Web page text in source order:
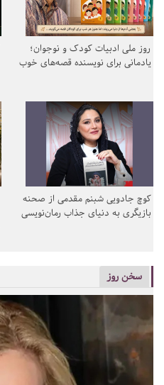
روز ملی ادبیات کودک و نوجوان؛
یادمانی برای نویسنده قصه‌های خوب
کوچ جادویی شبنم مقدمی از صحنه
بازیگری به دنیای جذاب رمان‌نویسی
سخن روز